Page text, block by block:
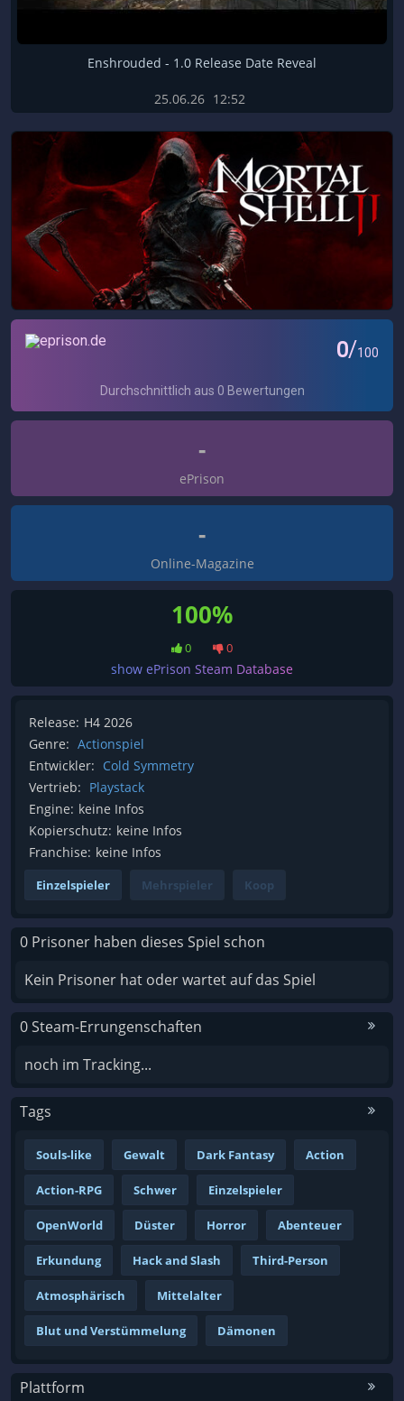
Enshrouded - 1.0 Release Date Reveal
25.06.26 12:52
-
ePrison
-
Online-Magazine
100%
0 0
show ePrison Steam Database
Release: H4 2026
Genre: Actionspiel
Entwickler: Cold Symmetry
Vertrieb: Playstack
Engine: keine Infos
Kopierschutz: keine Infos
Franchise: keine Infos
Einzelspieler Mehrspieler Koop
0 Prisoner haben dieses Spiel schon
Kein Prisoner hat oder wartet auf das Spiel
0 Steam-Errungenschaften
noch im Tracking...
Tags
Souls-like Gewalt Dark Fantasy Action
Action-RPG Schwer Einzelspieler
OpenWorld Düster Horror Abenteuer
Erkundung Hack and Slash Third-Person
Atmosphärisch Mittelalter
Blut und Verstümmelung Dämonen
Plattform